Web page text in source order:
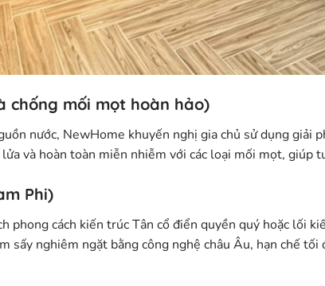
chống mối mọt hoàn hảo)
nước, NewHome khuyến nghị gia chủ sử dụng giải
và hoàn toàn miễn nhiễm với các loại mối mọt, giúp
Phi)
phong cách kiến trúc Tân cổ điển quyền quý hoặc lối
nghiêm ngặt bằng công nghệ châu Âu, hạn chế